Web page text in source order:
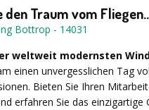
Teambuilding,
Firmenevent, Incentive,
Kick-Off. -Dauer:
MwSt. + Fahrtkosten
den Traum vom
Bottrop - 14031
weltweit modernsten
einen unvergesslichen Tag
Bieten Sie Ihren
erfahren Sie das einzigartige